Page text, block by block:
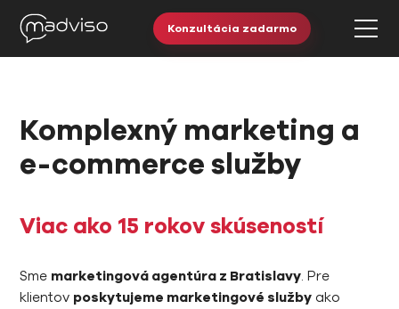
Konzultácia zadarmo
Komplexný marketing a
e-commerce služby
Viac ako 15 rokov skúseností
Sme marketingová agentúra z Bratislavy. Pre
klientov poskytujeme marketingové služby ako